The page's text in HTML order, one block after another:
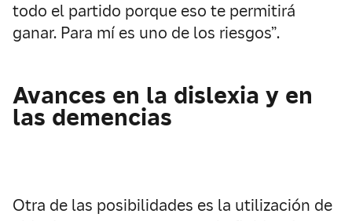
todo el partido porque eso te permitirá
ganar. Para mí es uno de los riesgos”.
Avances en la dislexia y en
las demencias
Otra de las posibilidades es la utilización de